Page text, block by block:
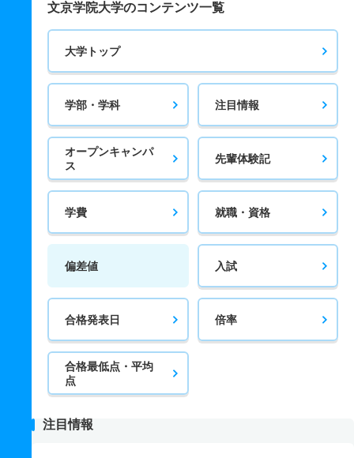
文京学院大学のコンテンツ一覧
大学トップ
学部・学科 注目情報
オープンキャンパ
ス
先輩体験記
学費 就職・資格
偏差値 入試
合格発表日 倍率
合格最低点・平均
点
注目情報